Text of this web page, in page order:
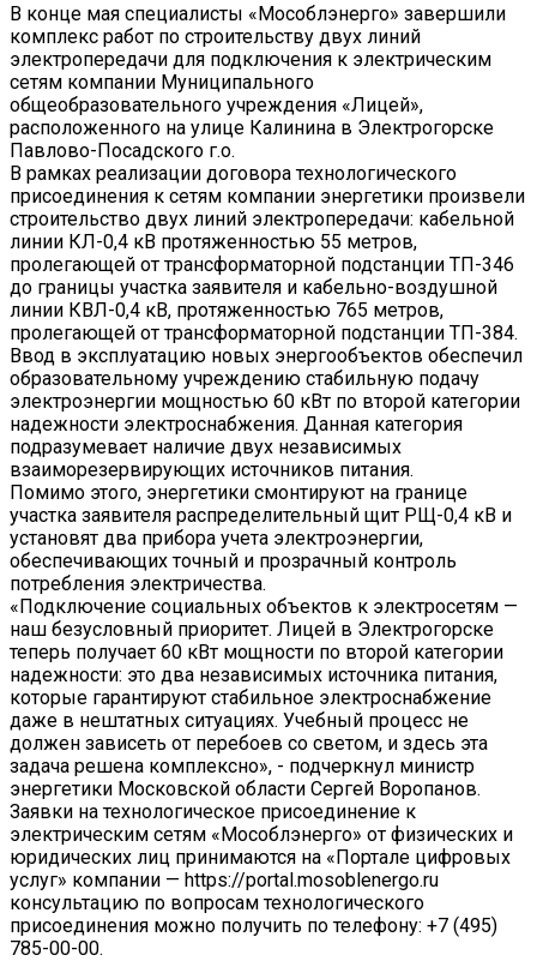
В конце мая специалисты «Мособлэнерго» завершили
комплекс работ по строительству двух линий
электропередачи для подключения к электрическим
сетям компании Муниципального
общеобразовательного учреждения «Лицей»,
расположенного на улице Калинина в Электрогорске
Павлово-Посадского г.о.
В рамках реализации договора технологического
присоединения к сетям компании энергетики произвели
строительство двух линий электропередачи: кабельной
линии КЛ-0,4 кВ протяженностью 55 метров,
пролегающей от трансформаторной подстанции ТП-346
до границы участка заявителя и кабельно-воздушной
линии КВЛ-0,4 кВ, протяженностью 765 метров,
пролегающей от трансформаторной подстанции ТП-384.
Ввод в эксплуатацию новых энергообъектов обеспечил
образовательному учреждению стабильную подачу
электроэнергии мощностью 60 кВт по второй категории
надежности электроснабжения. Данная категория
подразумевает наличие двух независимых
взаиморезервирующих источников питания.
Помимо этого, энергетики смонтируют на границе
участка заявителя распределительный щит РЩ-0,4 кВ и
установят два прибора учета электроэнергии,
обеспечивающих точный и прозрачный контроль
потребления электричества.
«Подключение социальных объектов к электросетям —
наш безусловный приоритет. Лицей в Электрогорске
теперь получает 60 кВт мощности по второй категории
надежности: это два независимых источника питания,
которые гарантируют стабильное электроснабжение
даже в нештатных ситуациях. Учебный процесс не
должен зависеть от перебоев со светом, и здесь эта
задача решена комплексно», - подчеркнул министр
энергетики Московской области Сергей Воропанов.
Заявки на технологическое присоединение к
электрическим сетям «Мособлэнерго» от физических и
юридических лиц принимаются на «Портале цифровых
услуг» компании — https://portal.mosoblenergo.ru
консультацию по вопросам технологического
присоединения можно получить по телефону: +7 (495)
785-00-00.